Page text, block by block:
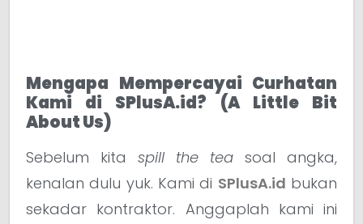
Mengapa Mempercayai Curhatan
Kami di SPlusA.id? (A Little Bit
About Us)
Sebelum kita spill the tea soal angka,
kenalan dulu yuk. Kami di SPlusA.id bukan
sekadar kontraktor. Anggaplah kami ini